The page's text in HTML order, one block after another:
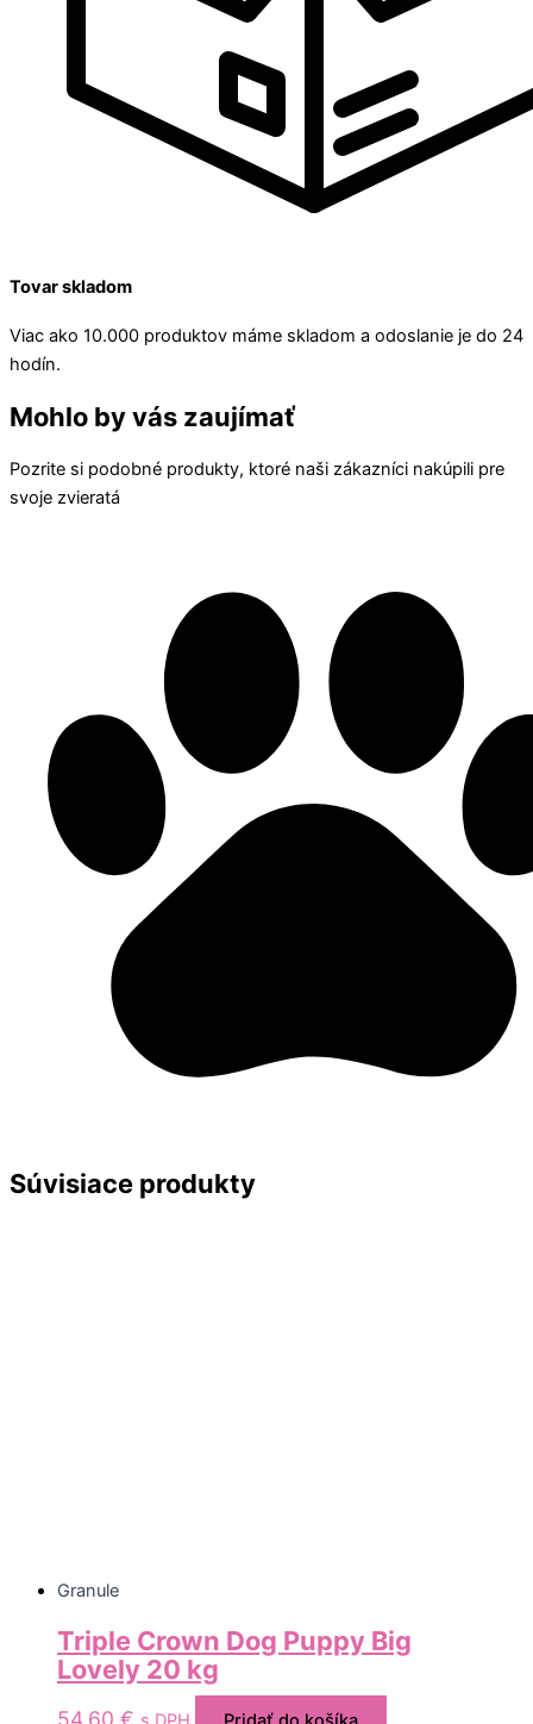
Tovar skladom
Viac ako 10.000 produktov máme skladom a odoslanie je do 24
hodín.
Mohlo by vás zaujímať
Pozrite si podobné produkty, ktoré naši zákazníci nakúpili pre
svoje zvieratá
Súvisiace produkty
Granule
Triple Crown Dog Puppy Big
Lovely 20 kg
54,60 €